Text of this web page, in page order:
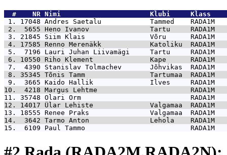
  #    NR
Nimi                      Klubi
1. 17048 Andres Saetalu            Tammed    RADA1M
2.  5655 Heno Ivanov               Tartu     RADA1M
3. 21845 Siim Klais                Võru      RADA1M
4. 17585 Renno Merenäkk            Katoliku  RADA1M
5.  7196 Lauri Juhan Liivamägi     Tartu     RADA1M
6. 10550 Riho Klement              Kape      RADA1M
7.  4390 Stanislav Tolmachev       Jõhvikas  RADA1M
8. 35345 Tõnis Tamm                Tartumaa  RADA1M
9.  3665 Kaido Hallik              Ilves     RADA1M
10.  4218 Margus Lehtme                       RADA1M
11. 35748 Olari Orm                           RADA1M
12. 14017 Ülar Lehiste              Valgamaa  RADA1M
13. 18555 Renee Praks               Valgamaa  RADA1M
14.  3642 Tarmo Anton               Lehola    RADA1M
15.  6109 Paul Tammo                          RADA1M